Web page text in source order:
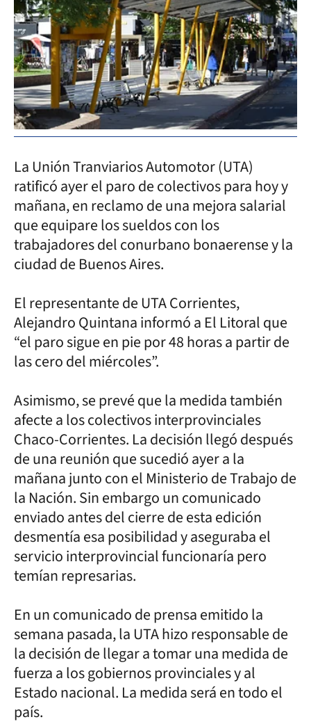
La Unión Tranviarios Automotor (UTA)
ratificó ayer el paro de colectivos para hoy y
mañana, en reclamo de una mejora salarial
que equipare los sueldos con los
trabajadores del conurbano bonaerense y la
ciudad de Buenos Aires.
El representante de UTA Corrientes,
Alejandro Quintana informó a El Litoral que
“el paro sigue en pie por 48 horas a partir de
las cero del miércoles”.
Asimismo, se prevé que la medida también
afecte a los colectivos interprovinciales
Chaco-Corrientes. La decisión llegó después
de una reunión que sucedió ayer a la
mañana junto con el Ministerio de Trabajo de
la Nación. Sin embargo un comunicado
enviado antes del cierre de esta edición
desmentía esa posibilidad y aseguraba el
servicio interprovincial funcionaría pero
temían represarias.
En un comunicado de prensa emitido la
semana pasada, la UTA hizo responsable de
la decisión de llegar a tomar una medida de
fuerza a los gobiernos provinciales y al
Estado nacional. La medida será en todo el
país.